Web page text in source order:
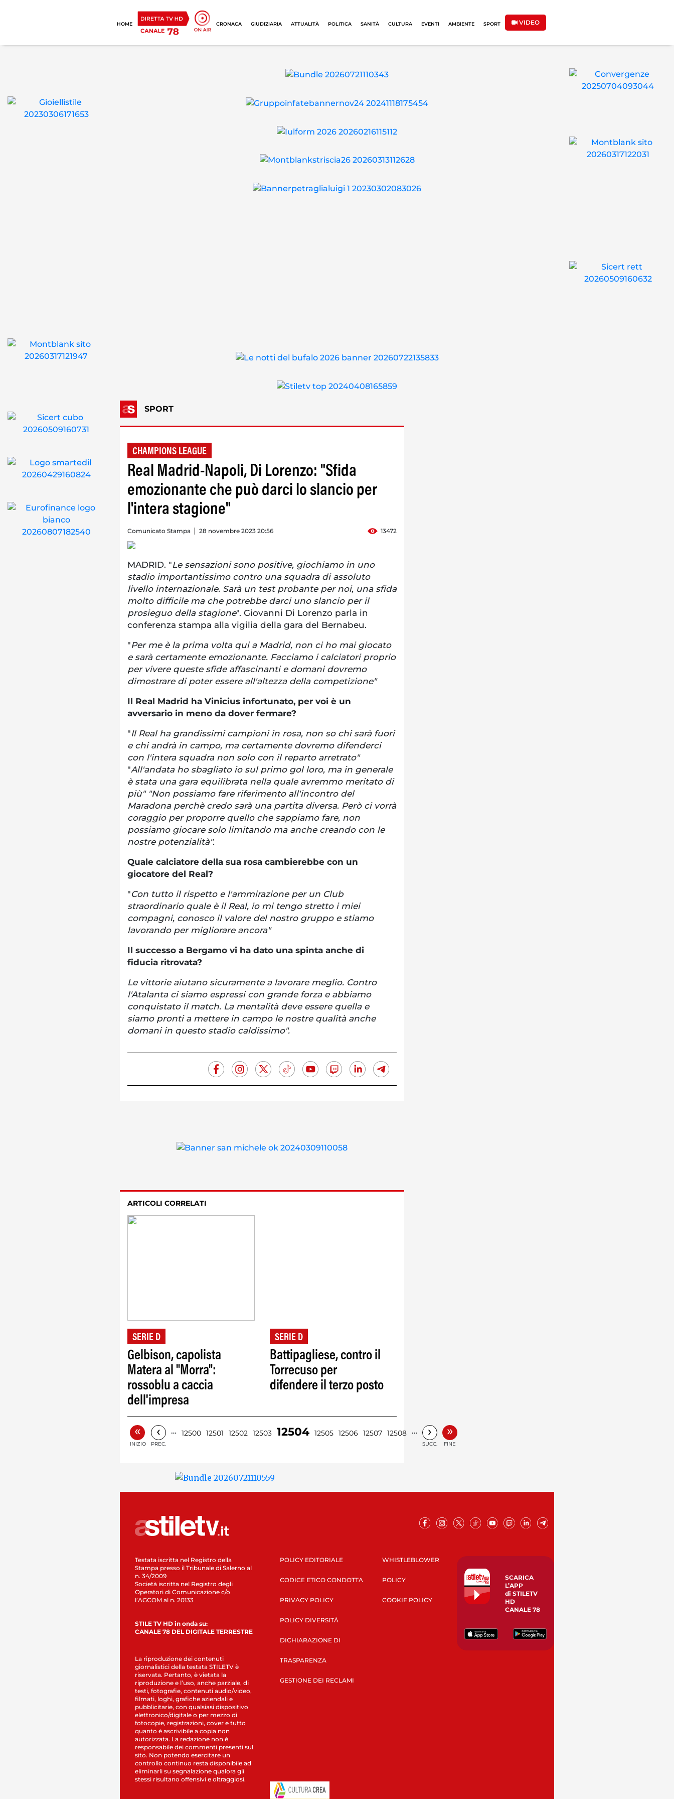
HOME CRONACA GIUDIZIARIA ATTUALITÀ POLITICA SANITÀ CULTURA EVENTI AMBIENTE SPORT VIDEO
SPORT
CHAMPIONS LEAGUE
Real Madrid-Napoli, Di Lorenzo: "Sfida
emozionante che può darci lo slancio per
l'intera stagione"
Comunicato Stampa 28 novembre 2023 20:56 13472
MADRID. "Le sensazioni sono positive, giochiamo in uno
stadio importantissimo contro una squadra di assoluto
livello internazionale. Sarà un test probante per noi, una sfida
molto difficile ma che potrebbe darci uno slancio per il
prosieguo della stagione". Giovanni Di Lorenzo parla in
conferenza stampa alla vigilia della gara del Bernabeu.
"Per me è la prima volta qui a Madrid, non ci ho mai giocato
e sarà certamente emozionante. Facciamo i calciatori proprio
per vivere queste sfide affascinanti e domani dovremo
dimostrare di poter essere all'altezza della competizione"
Il Real Madrid ha Vinicius infortunato, per voi è un
avversario in meno da dover fermare?
"Il Real ha grandissimi campioni in rosa, non so chi sarà fuori
e chi andrà in campo, ma certamente dovremo difenderci
con l'intera squadra non solo con il reparto arretrato"
"All'andata ho sbagliato io sul primo gol loro, ma in generale
è stata una gara equilibrata nella quale avremmo meritato di
più" "Non possiamo fare riferimento all'incontro del
Maradona perchè credo sarà una partita diversa. Però ci vorrà
coraggio per proporre quello che sappiamo fare, non
possiamo giocare solo limitando ma anche creando con le
nostre potenzialità".
Quale calciatore della sua rosa cambierebbe con un
giocatore del Real?
"Con tutto il rispetto e l'ammirazione per un Club
straordinario quale è il Real, io mi tengo stretto i miei
compagni, conosco il valore del nostro gruppo e stiamo
lavorando per migliorare ancora"
Il successo a Bergamo vi ha dato una spinta anche di
fiducia ritrovata?
Le vittorie aiutano sicuramente a lavorare meglio. Contro
l'Atalanta ci siamo espressi con grande forza e abbiamo
conquistato il match. La mentalità deve essere quella e
siamo pronti a mettere in campo le nostre qualità anche
domani in questo stadio caldissimo".
ARTICOLI CORRELATI
SERIE D
Gelbison, capolista
Matera al "Morra":
rossoblu a caccia
dell'impresa
SERIE D
Battipagliese, contro il
Torrecuso per
difendere il terzo posto
«
INIZIO
‹
PREC.
… 12500 12501 12502 12503 12504 12505 12506 12507 12508 … ›
SUCC.
»
FINE
Testata iscritta nel Registro della
Stampa presso il Tribunale di Salerno al
n. 34/2009
Società iscritta nel Registro degli
Operatori di Comunicazione c/o
l’AGCOM al n. 20133
STILE TV HD in onda su:
CANALE 78 DEL DIGITALE TERRESTRE
La riproduzione dei contenuti
giornalistici della testata STILETV è
riservata. Pertanto, è vietata la
riproduzione e l’uso, anche parziale, di
testi, fotografie, contenuti audio/video,
filmati, loghi, grafiche aziendali e
pubblicitarie, con qualsiasi dispositivo
elettronico/digitale o per mezzo di
fotocopie, registrazioni, cover e tutto
quanto è ascrivibile a copia non
autorizzata. La redazione non è
responsabile dei commenti presenti sul
sito. Non potendo esercitare un
controllo continuo resta disponibile ad
eliminarli su segnalazione qualora gli
stessi risultano offensivi e oltraggiosi.
POLICY EDITORIALE
CODICE ETICO CONDOTTA
PRIVACY POLICY
POLICY DIVERSITÀ
DICHIARAZIONE DI
TRASPARENZA
GESTIONE DEI RECLAMI
WHISTLEBLOWER
POLICY
COOKIE POLICY
SCARICA
L’APP
di STILETV
HD
CANALE 78